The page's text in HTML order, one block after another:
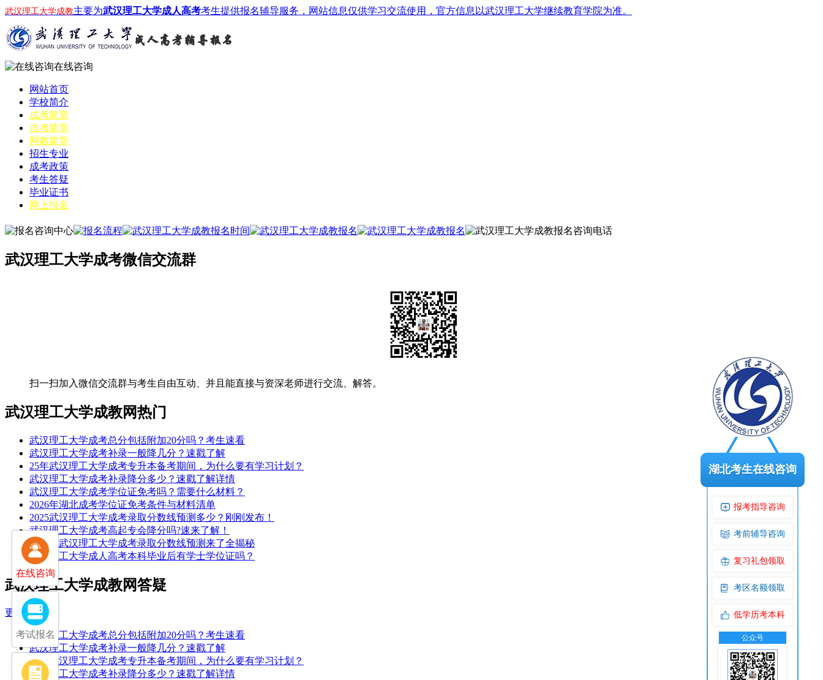
武汉理工大学成教主要为武汉理工大学成人高考考生提供报名辅导服务，网站信息仅供学习交流使用，官方信息以武汉理工大学继续教育学院为准。
在线咨询
网站首页
学校简介
成考简章
自考简章
网教简章
招生专业
成考政策
考生答疑
毕业证书
网上报名
武汉理工大学成考微信交流群
扫一扫加入微信交流群与考生自由互动、并且能直接与资深老师进行交流、解答。
武汉理工大学成教网热门
武汉理工大学成考总分包括附加20分吗？考生速看
武汉理工大学成考补录一般降几分？速戳了解
25年武汉理工大学成考专升本备考期间，为什么要有学习计划？
武汉理工大学成考补录降分多少？速戳了解详情
武汉理工大学成考学位证免考吗？需要什么材料？
2026年湖北成考学位证免考条件与材料清单
2025武汉理工大学成考录取分数线预测多少？刚刚发布！
武汉理工大学成考高起专会降分吗?速来了解！
2026年武汉理工大学成考录取分数线预测来了全揭秘
武汉理工大学成人高考本科毕业后有学士学位证吗？
武汉理工大学成教网答疑
更多>>
武汉理工大学成考总分包括附加20分吗？考生速看
武汉理工大学成考补录一般降几分？速戳了解
25年武汉理工大学成考专升本备考期间，为什么要有学习计划？
武汉理工大学成考补录降分多少？速戳了解详情
在线咨询
考试报名
湖北考生在线咨询
报考指导咨询
考前辅导咨询
复习礼包领取
考区名额领取
低学历考本科
公众号